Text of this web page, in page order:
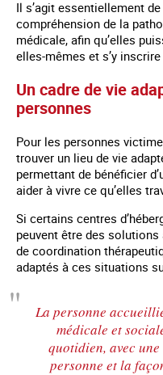
Il s’agit essentiellement
compréhension de la
médicale, afin qu’elles
elles-mêmes et s’y
Un cadre de vie
personnes
Pour les personnes
trouver un lieu de vie
permettant de bénéficier
aider à vivre ce qu’elles
Si certains centres
peuvent être des
de coordination
adaptés à ces situations
La personne
médicale et
quotidien, avec
personne et la